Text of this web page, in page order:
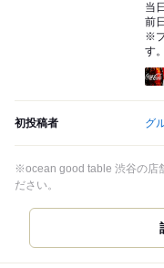
当
前
※
す。
初投稿者 グ
※ocean good table 渋谷の店
ださい。